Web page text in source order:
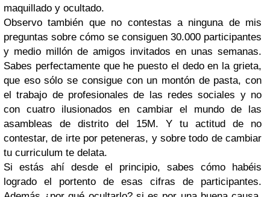
maquillado y ocultado.
Observo también que no contestas a ninguna de mis
preguntas sobre cómo se consiguen 30.000 participantes
y medio millón de amigos invitados en unas semanas.
Sabes perfectamente que he puesto el dedo en la grieta,
que eso sólo se consigue con un montón de pasta, con
el trabajo de profesionales de las redes sociales y no
con cuatro ilusionados en cambiar el mundo de las
asambleas de distrito del 15M. Y tu actitud de no
contestar, de irte por peteneras, y sobre todo de cambiar
tu curriculum te delata.
Si estás ahí desde el principio, sabes cómo habéis
logrado el portento de esas cifras de participantes.